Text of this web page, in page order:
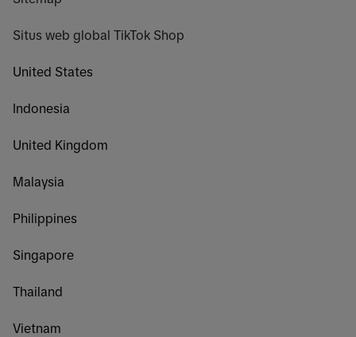
Situs web global TikTok Shop
United States
Indonesia
United Kingdom
Malaysia
Philippines
Singapore
Thailand
Vietnam